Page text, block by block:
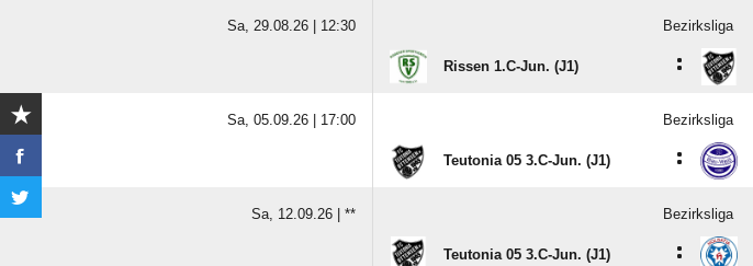
Sa, 29.08.26 | 12:30 Bezirksliga
Rissen 1.C-Jun. (J1) :
Sa, 05.09.26 | 17:00 Bezirksliga
Teutonia 05 3.C-Jun. (J1) :
Sa, 12.09.26 | ** Bezirksliga
Teutonia 05 3.C-Jun. (J1) :